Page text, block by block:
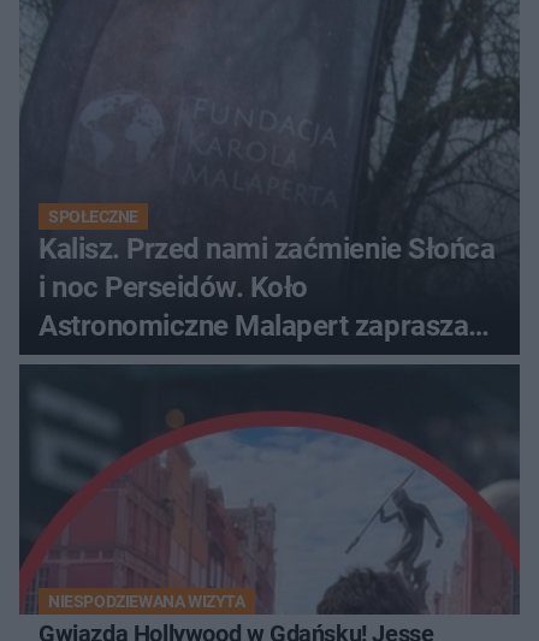
SPOŁECZNE
Kalisz. Przed nami zaćmienie Słońca
i noc Perseidów. Koło
Astronomiczne Malapert zaprasza
na wspólne obserwacje
NIESPODZIEWANA WIZYTA
Gwiazda Hollywood w Gdańsku! Jesse